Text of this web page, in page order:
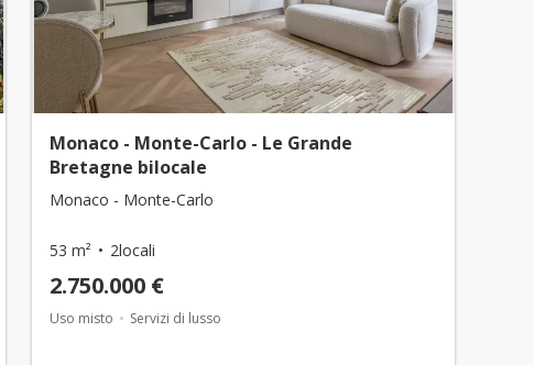
Monaco - Monte-Carlo - Le Grande
Bretagne bilocale
Monaco - Monte-Carlo
53 m² 2locali
2.750.000 €
Uso misto Servizi di lusso